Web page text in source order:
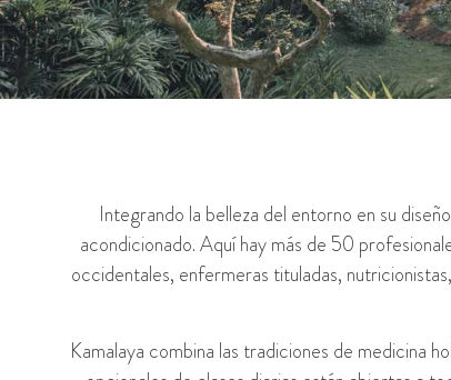
Integrando la belleza del entorno en su
acondicionado. Aquí hay más de 50
occidentales, enfermeras tituladas,
Kamalaya combina las tradiciones de medicina